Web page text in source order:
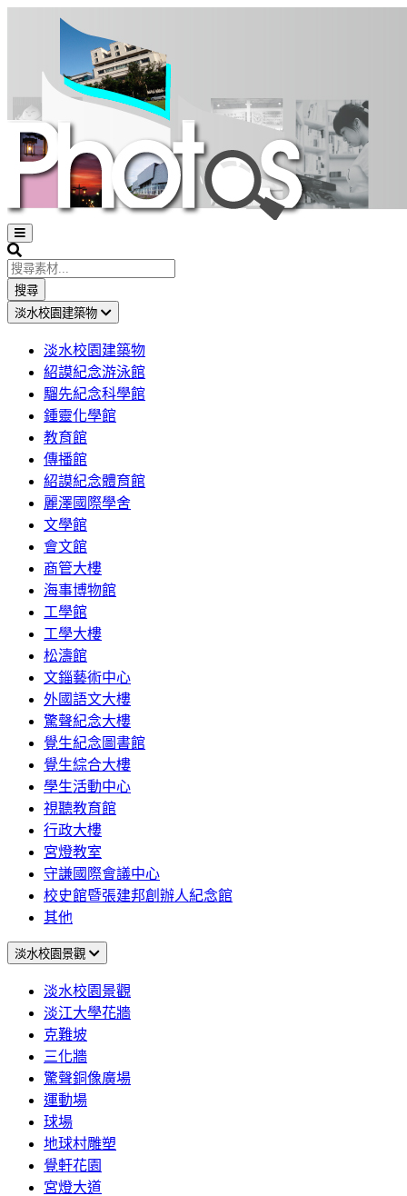
Open
sidebar
Search
搜尋
淡水校園建築物
淡水校園建築物
紹謨紀念游泳館
騮先紀念科學館
鍾靈化學館
教育館
傳播館
紹謨紀念體育館
麗澤國際學舍
文學館
會文館
商管大樓
海事博物館
工學館
工學大樓
松濤館
文錙藝術中心
外國語文大樓
驚聲紀念大樓
覺生紀念圖書館
覺生綜合大樓
學生活動中心
視聽教育館
行政大樓
宮燈教室
守謙國際會議中心
校史館暨張建邦創辦人紀念館
其他
淡水校園景觀
淡水校園景觀
淡江大學花牆
克難坡
三化牆
驚聲銅像廣場
運動場
球場
地球村雕塑
覺軒花園
宮燈大道